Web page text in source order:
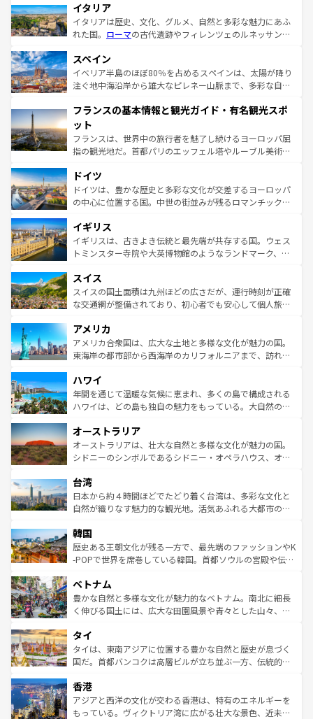
イタリア
イタリアは歴史、文化、グルメ、自然と多彩な魅力にあふ
れた国。 ローマの古代遺跡やフィレンツェのルネッサンス
ろん、トスカーナの美しい田園風景やアマルフィ海岸の絶
景など、自然景観も見逃せない。観光の合間には、本場の
ピザやパスタなど、絶品のイタリア料理を堪能することも
ませてくれるイタリアで、忘れられない旅をしてみよう！
なお、新着のイタリア情報は
しい。
スペイン
イベリア半島のほぼ80％を占めるスペインは、太陽が降り
注ぐ地中海沿岸から雄大なピレネー山脈まで、多彩な自然
文化が根付くこの国では、情熱的なフラメンコ、熱気あふ
れる闘牛、そして美味しいタパスが生活の一部となってい
る。首都マドリードの洗練された雰囲気や、バルセロナの
アートに溢れた街角から、地方では古代ローマ遺跡や中世
せる。地方によって風土や気候が異なるスペインはその個
性で訪れる人を魅了する。 なお、新着のスペイン情報は コ
ンテンツ一覧を参照してほしい。
フランスの基本情報と観光ガイド・有名観光スポ
ット
フランスは、世界中の旅行者を魅了し続けるヨーロッパ屈
指の観光地だ。首都パリのエッフェル塔やルーブル美術館
で、幅広い魅力が詰まっている。華麗な宮殿、歴史的な大
聖堂、美しいビーチ、そして豊かな自然が、訪れる者を心
から魅了する。また、フランスは美食の国としても知ら
いる。シャンパンの発祥地であるランス、プロヴァンスの
香り高いラベンダー畑など、多彩な楽しみ方が可能だ。さ
らに、パリ以外の地域にも魅力が溢れており、どの街角に
れる地方に足を運ぶとそれぞれで全く異なる文化を体験で
きるだろう。 なお、新着のフランス情報はコンテンツ一覧
を参照してほしい。
ドイツ
ドイツは、豊かな歴史と多彩な文化が交差するヨーロッパ
の中心に位置する国。中世の街並みが残るロマンチック街
顔を持つこの国は、どこを歩いても飽きることがない。ベ
ルリンの文化的活気、バイエルン州のアルプスの絶景、そ
してライン川沿いのワイン畑といった風景は必見。ビール
は、お酒好きな人にはぜひ体験してほしい。 なお、新着の
ドイツ情報はコンテンツ一覧を参照してほしい。
イギリス
イギリスは、古きよき伝統と最先端が共存する国。ウェス
トミンスター寺院や大英博物館のようなランドマーク、歴
リアごとに異なる魅力がある。また、優雅なアフタヌーン
ティー、ビール好きにはたまらない英国パブ、サッカー観
戦など、本場だからこそできる体験も豊富。イギリスを旅
ンツ一覧を参照してほしい。
スイス
スイスの国土面積は九州ほどの広さだが、運行時刻が正確
な交通網が整備されており、初心者でも安心して個人旅行
の建物がそのまま残る町や、スイスならではのユニークな
博物館もあり、アルプス観光だけでなく町歩きも満喫する
ことができる。国民の所得が高いため物価も高いが、旅行
ば市内交通費無料で観光を楽しむこともできる。 なお、新
着のスイス情報はコンテンツ一覧 を参照してほしい。
アメリカ
アメリカ合衆国は、広大な土地と多様な文化が魅力の国。
東海岸の都市部から西海岸のカリフォルニアまで、訪れる
のような巨大都市は、観光、ショッピング、エンターテイ
ンメントが詰まった刺激的なスポットだ。一方、アメリカ
西部には大自然が広がり、グランドキャニオンやイエロー
部のニューオーリンズでは、音楽と美食が融合した独特の
文化が魅力。旅行者はアメリカの各地域で異なる魅力を楽
しみながら、その多様性と豊かな歴史を感じることができ
ならではの贅沢な旅のスタイルだ。 なお、新着のアメリカ
情報はコンテンツ一覧を参照してほしい。
ハワイ
年間を通じて温暖な気候に恵まれ、多くの島で構成される
ハワイは、どの島も独自の魅力をもっている。大自然の神
ワイ島は見逃せない。また、定番の観光地といえばオアフ
島だが、静かな自然を求めるならマウイ島やカウアイ島が
おすすめ。エメラルドグリーンに輝く海をはじめ、豊かな
れるおもてなしの心で訪れる人々を迎えてくれるハワイの
人々、おいしいローカルフードやハワイアンミュージッ
ク、伝統的なフラダンスなど、すべてがハワイの魅力を彩
ワイを、存分に味わってほしい。 なお、新着のハワイ情報
はコンテンツ一覧を参照してほしい。
オーストラリア
オーストラリアは、壮大な自然と多様な文化が魅力の国。
シドニーのシンボルであるシドニー・オペラハウス、オー
リアリーフや大陸中央部にそびえるウルル（エアーズロッ
ク）、タスマニアの美しい原生林やケアンズの熱帯雨林な
ど、見どころがたくさん。また、カフェやワイン、オージ
いる。アクティビティも充実しており、サーフィンやダイ
ビング、ハイキングなど、アウトドア好きにはたまらな
い。オーストラリアの多彩な魅力を存分に味わいつくそ
参照してほしい。
台湾
日本から約４時間ほどでたどり着く台湾は、多彩な文化と
自然が織りなす魅力的な観光地。活気あふれる大都市の台
ン）、静ひつな山岳地帯である台湾東部など、都市の喧騒
と山間の静けさが共存しており、訪れる人に新しい発見と
驚きをもたらしてくれる。また、奥深い台湾の食文化も魅
容にもいいと評判のスイーツなど、バラエティ豊かな料理
が味わえる。 なお、新着の台湾情報は コンテンツ一覧を参
照してほしい。
韓国
歴史ある王朝文化が残る一方で、最先端のファッションやK
-POPで世界を席巻している韓国。首都ソウルの宮殿や伝統
き、地方に足を延ばせば四季折々の自然美を楽しむことが
できる。そして、キムチや焼肉、絶品のストリートフード
まで、さまざまな韓国料理が待っている。夜には、韓国な
リティに包まれながら、韓国の多彩な魅力を心ゆくまで味
わってみてほしい。 なお、新着の韓国情報はコンテンツ一
覧を参照してほしい。
ベトナム
豊かな自然と多様な文化が魅力的なベトナム。南北に細長
く伸びる国土には、広大な田園風景や青々とした山々、世
急速な発展と共に伝統が息づく。ハノイの古い町並みやホ
ーチミン市のフランス統治時代の建物も、独特の雰囲気を
醸し出している。また、バラエティの豊かさとおいしさで
とつ。フォーやバインミー、ベトナムコーヒーなどは、ぜ
ひ現地で味わいたい。どの地域を訪れてもあたたかい人々
が旅行者を迎えてくれるので、きっと忘れられない旅にな
タイ
タイは、東南アジアに位置する豊かな自然と歴史が息づく
国だ。首都バンコクは高層ビルが立ち並ぶ一方、伝統的な
の活気が交差している。北部ではチェンマイなどの山岳地
帯で自然と触れ合い、南部ではプーケットやクラビの美し
いビーチでリゾート気分を楽しむことができる。タイ料理
香港
アジアと西洋の文化が交わる香港は、特有のエネルギーを
もっている。ヴィクトリア湾に広がる壮大な景色、近未来